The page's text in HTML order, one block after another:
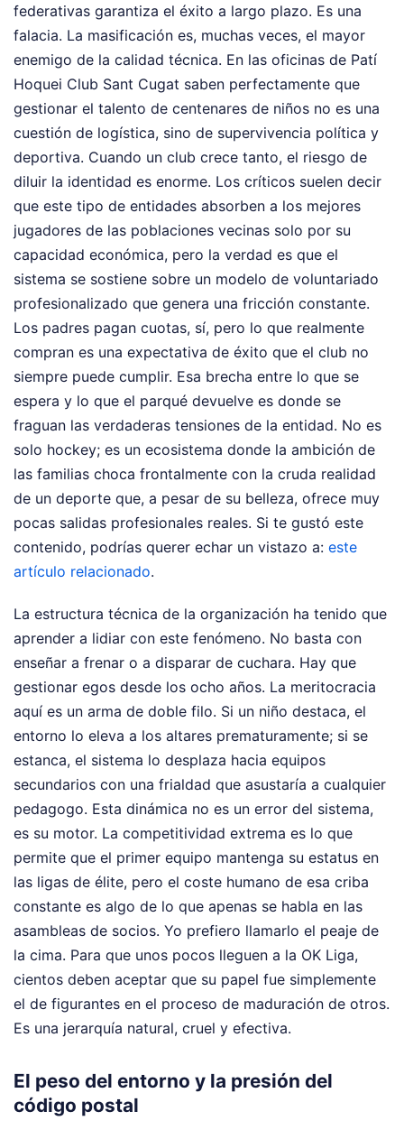
federativas garantiza el éxito a largo plazo. Es una
falacia. La masificación es, muchas veces, el mayor
enemigo de la calidad técnica. En las oficinas de Patí
Hoquei Club Sant Cugat saben perfectamente que
gestionar el talento de centenares de niños no es una
cuestión de logística, sino de supervivencia política y
deportiva. Cuando un club crece tanto, el riesgo de
diluir la identidad es enorme. Los críticos suelen decir
que este tipo de entidades absorben a los mejores
jugadores de las poblaciones vecinas solo por su
capacidad económica, pero la verdad es que el
sistema se sostiene sobre un modelo de voluntariado
profesionalizado que genera una fricción constante.
Los padres pagan cuotas, sí, pero lo que realmente
compran es una expectativa de éxito que el club no
siempre puede cumplir. Esa brecha entre lo que se
espera y lo que el parqué devuelve es donde se
fraguan las verdaderas tensiones de la entidad. No es
solo hockey; es un ecosistema donde la ambición de
las familias choca frontalmente con la cruda realidad
de un deporte que, a pesar de su belleza, ofrece muy
pocas salidas profesionales reales. Si te gustó este
contenido, podrías querer echar un vistazo a: este
artículo relacionado.
La estructura técnica de la organización ha tenido que
aprender a lidiar con este fenómeno. No basta con
enseñar a frenar o a disparar de cuchara. Hay que
gestionar egos desde los ocho años. La meritocracia
aquí es un arma de doble filo. Si un niño destaca, el
entorno lo eleva a los altares prematuramente; si se
estanca, el sistema lo desplaza hacia equipos
secundarios con una frialdad que asustaría a cualquier
pedagogo. Esta dinámica no es un error del sistema,
es su motor. La competitividad extrema es lo que
permite que el primer equipo mantenga su estatus en
las ligas de élite, pero el coste humano de esa criba
constante es algo de lo que apenas se habla en las
asambleas de socios. Yo prefiero llamarlo el peaje de
la cima. Para que unos pocos lleguen a la OK Liga,
cientos deben aceptar que su papel fue simplemente
el de figurantes en el proceso de maduración de otros.
Es una jerarquía natural, cruel y efectiva.
El peso del entorno y la presión del
código postal